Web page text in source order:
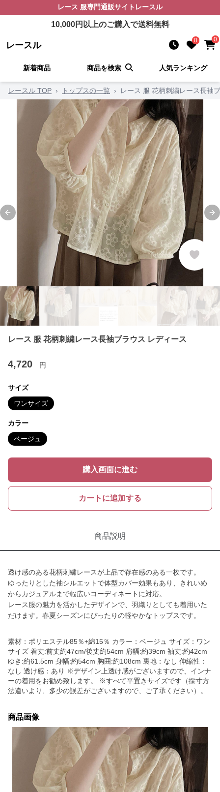
レース 服専門通販サイト レースル
10,000円以上のご購入で送料無料
レースル 0 0
新着商品 商品を検索 人気ランキング
レースル TOP › トップスの一覧 › レース 服 花柄刺繍レース長袖
Previous slide
レース 服 花柄刺繍レース長袖ブラウス レディース
4,720 円
サイズ
ワンサイズ
カラー
ベージュ
購入画面に進む
カートに追加する
商品説明
透け感のある花柄刺繍レースが上品で存在感のある一枚です。
ゆったりとした袖シルエットで体型カバー効果もあり、きれいめ
からカジュアルまで幅広いコーディネートに対応。
レース服の魅力を活かしたデザインで、羽織りとしても着用いた
だけます。春夏シーズンにぴったりの軽やかなトップスです。
素材：ポリエステル85％+綿15％ カラー：ベージュ サイズ：ワン
サイズ 着丈:前丈約47cm/後丈約54cm 肩幅:約39cm 袖丈:約42cm
ゆき:約61.5cm 身幅:約54cm 胸囲:約108cm 裏地：なし 伸縮性：
なし 透け感：あり ※デザイン上透け感がございますので、インナ
ーの着用をお勧め致します。 ※すべて平置きサイズです（採寸方
法違いより、多少の誤差がございますので、ご了承ください）。
商品画像